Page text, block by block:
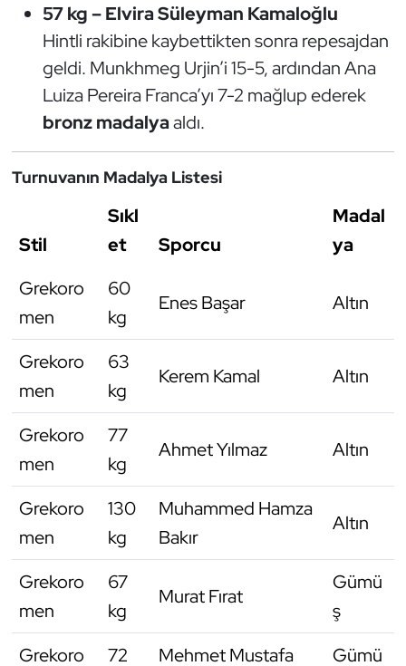
57 kg – Elvira Süleyman Kamaloğlu
Hintli rakibine kaybettikten sonra repesajdan
geldi. Munkhmeg Urjin’i 15-5, ardından Ana
Luiza Pereira Franca’yı 7-2 mağlup ederek
bronz madalyaaldı.
Turnuvanın Madalya Listesi
Stil
Sıkl
et
Sporcu
Madal
ya
Grekoro
men
60
kg
Enes Başar Altın
Grekoro
men
63
kg
Kerem Kamal Altın
Grekoro
men
77
kg
Ahmet Yılmaz Altın
Grekoro
men
130
kg
Muhammed Hamza
Bakır
Altın
Grekoro
men
67
kg
Murat Fırat
Gümü
ş
Grekoro
72 Mehmet Mustafa Gümü
Ragbi
Satranç
Sualtı Sporları
Tekvando
Triatlon
Voleybol
Vücut Geliştirme Fitness
Wushu Kungfu
Yelken